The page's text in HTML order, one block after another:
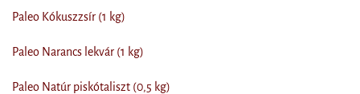
Paleo Kókuszzsír (1 kg)
Paleo Narancs lekvár (1 kg)
Paleo Natúr piskótaliszt (0,5 kg)